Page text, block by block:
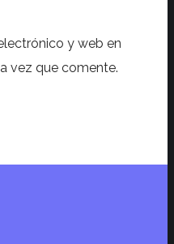
y web en
vez que comente.